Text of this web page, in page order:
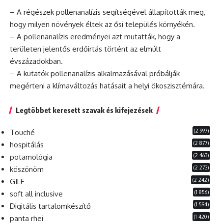
– A régészek pollenanalízis segítségével állapították meg,
hogy milyen növények éltek az ősi település környékén.
– A pollenanalízis eredményei azt mutatták, hogy a
területen jelentős erdőirtás történt az elmúlt
évszázadokban.
– A kutatók pollenanalízis alkalmazásával próbálják
megérteni a klímaváltozás hatásait a helyi ökoszisztémára.
Legtöbbet keresett szavak és kifejezések
Touché (2 997)
hospitálás (2 877)
potamológia (2 463)
köszönöm (2 273)
GILF (2 242)
soft all inclusive (1 856)
Digitális tartalomkészítő (1 594)
panta rhei (1 420)